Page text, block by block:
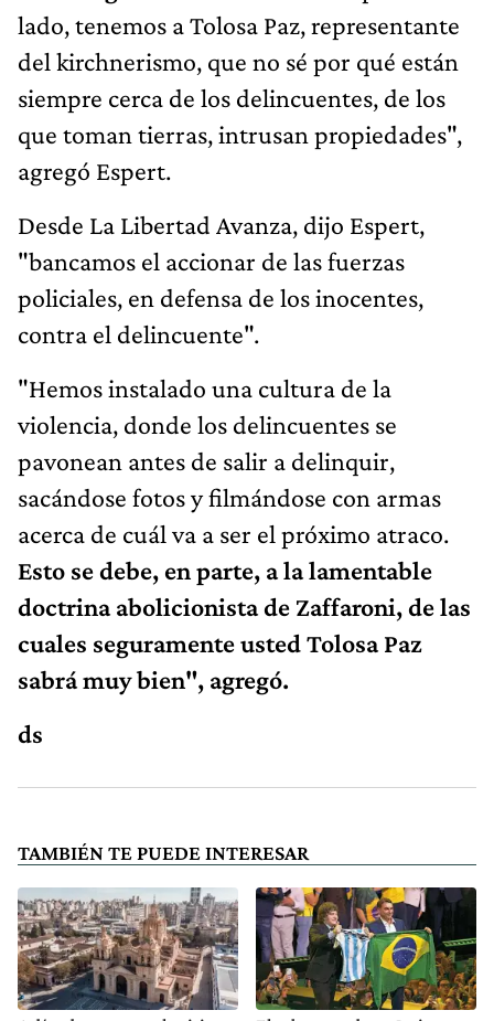
lado, tenemos a Tolosa Paz, representante
del kirchnerismo, que no sé por qué están
siempre cerca de los delincuentes, de los
que toman tierras, intrusan propiedades",
agregó Espert.
Desde La Libertad Avanza, dijo Espert,
"bancamos el accionar de las fuerzas
policiales, en defensa de los inocentes,
contra el delincuente".
"Hemos instalado una cultura de la
violencia, donde los delincuentes se
pavonean antes de salir a delinquir,
sacándose fotos y filmándose con armas
acerca de cuál va a ser el próximo atraco.
Esto se debe, en parte, a la lamentable
doctrina abolicionista de Zaffaroni, de las
cuales seguramente usted Tolosa Paz
sabrá muy bien", agregó.
ds
TAMBIÉN TE PUEDE INTERESAR